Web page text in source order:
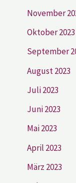
November
Oktober 2023
September
August 2023
Juli 2023
Juni 2023
Mai 2023
April 2023
März 2023